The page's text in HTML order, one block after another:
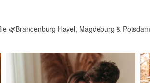
🌿Brandenburg Havel, Magdeburg & Potsdam